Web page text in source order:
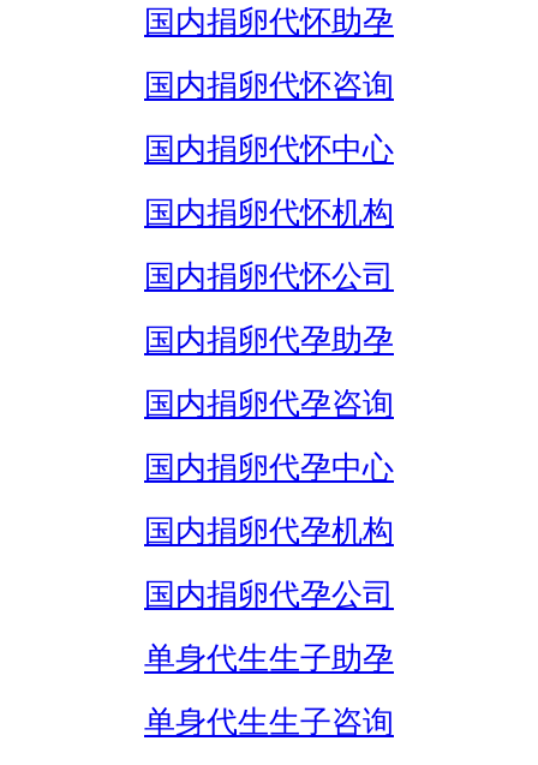
国内捐卵代怀助孕
国内捐卵代怀咨询
国内捐卵代怀中心
国内捐卵代怀机构
国内捐卵代怀公司
国内捐卵代孕助孕
国内捐卵代孕咨询
国内捐卵代孕中心
国内捐卵代孕机构
国内捐卵代孕公司
单身代生生子助孕
单身代生生子咨询